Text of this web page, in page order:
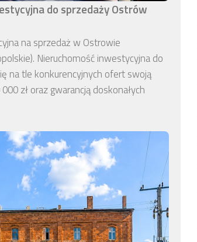
do sprzedaży Ostrów
na sprzedaż w Ostrowie
Nieruchomość inwestycyjna do
na tle konkurencyjnych ofert swoją
zł oraz gwarancją doskonałych